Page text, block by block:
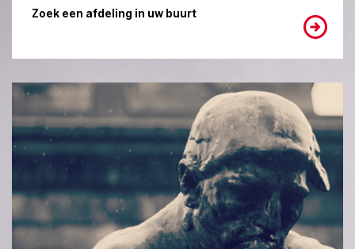
Zoek een afdeling in uw buurt